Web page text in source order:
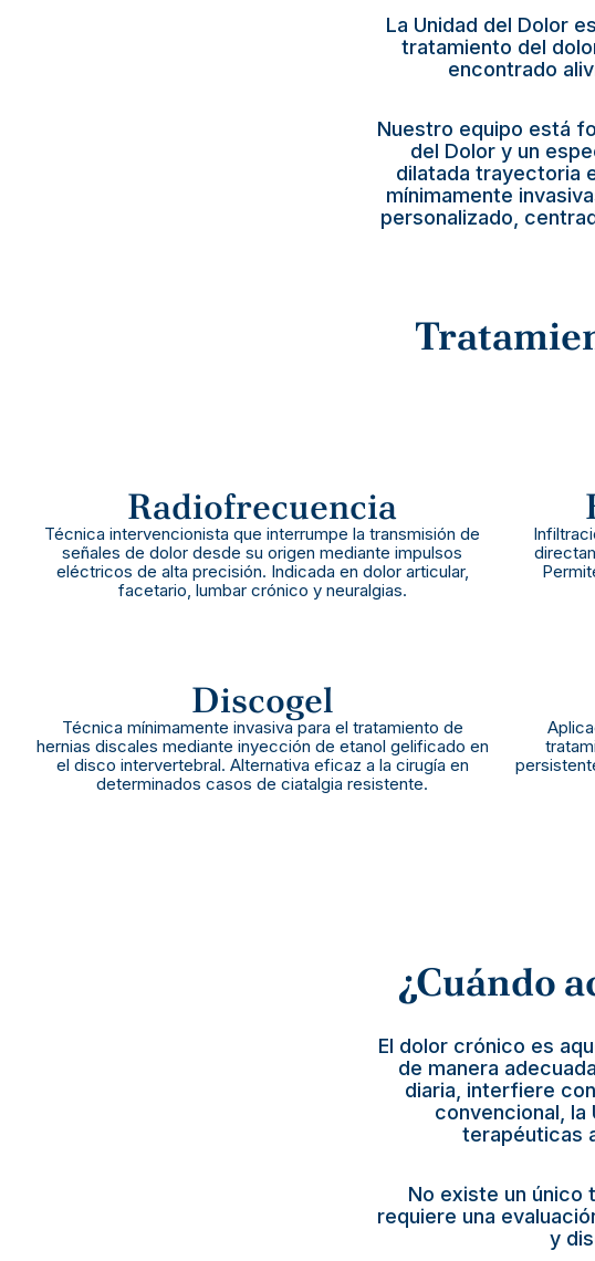
La Unidad del Dolor
tratamiento del
encontrado
Nuestro equipo está
del Dolor y un
dilatada trayectoria
mínimamente
personalizado,
Radiofrecuencia
Técnica intervencionista que interrumpe la transmisión de
señales de dolor desde su origen mediante impulsos
eléctricos de alta precisión. Indicada en dolor articular,
facetario, lumbar crónico y neuralgias.
Discogel
Técnica mínimamente invasiva para el tratamiento de
hernias discales mediante inyección de etanol gelificado en
el disco intervertebral. Alternativa eficaz a la cirugía en
determinados casos de ciatalgia resistente.
¿Cuándo
El dolor crónico es
de manera
diaria, interfiere
convencional,
terapéuticas
No existe un único
requiere una
y